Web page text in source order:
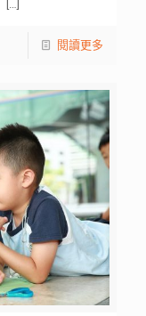
[…]
閱讀更多